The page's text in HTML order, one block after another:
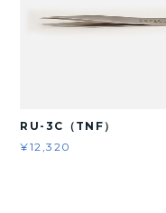
RU-3C（TNF）
¥12,320